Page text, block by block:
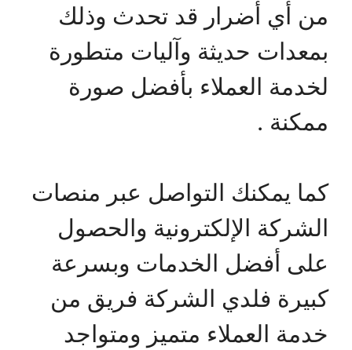
من أي أضرار قد تحدث وذلك
بمعدات حديثة وآليات متطورة
لخدمة العملاء بأفضل صورة
ممكنة .
كما يمكنك التواصل عبر منصات
الشركة الإلكترونية والحصول
على أفضل الخدمات وبسرعة
كبيرة فلدي الشركة فريق من
خدمة العملاء متميز ومتواجد